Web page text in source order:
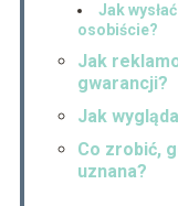
Jak
osobiście?
Jak
gwarancji?
Jak
Co zrobić,
uznana?